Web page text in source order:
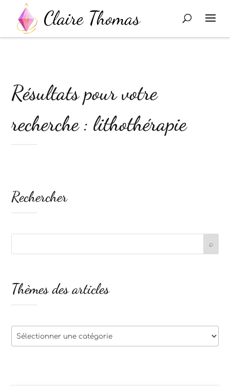
Résultats pour votre
recherche : lithothérapie
Rechercher
Thèmes des articles
Thèmes
des